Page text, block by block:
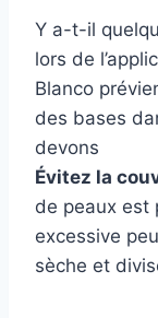
Y a-t-il
lors de
Blanco
des bases
devons
Évitez la
de peaux est
excessive
sèche et